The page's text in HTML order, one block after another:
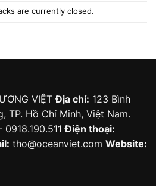
are currently closed.
VIỆTĐịa chỉ: 123 Bình
TP. Hồ Chí Minh, Việt Nam.
0918.190.511Điện thoại:
tho@oceanviet.com Website: